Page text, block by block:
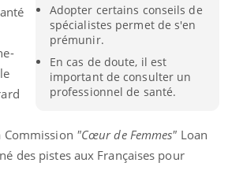
Adopter certains conseils de
spécialistes permet de s'en
prémunir.
En cas de doute, il est
important de consulter un
professionnel de santé.
Commission "Cœur de Femmes" Loan
des pistes aux Françaises pour